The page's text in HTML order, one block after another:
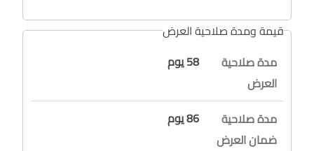
قيمة ومدة صلاحية العرض
مدة صلاحية
العرض
58 يوم
مدة صلاحية
ضمان العرض
86 يوم